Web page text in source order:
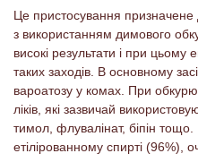
Це пристосування призначене
з використанням димового
високі результати і при
таких заходів. В основному
вароатозу у комах. При
ліків, які зазвичай
тимол, флувалінат, біпін
етілірованному спирті (96%),